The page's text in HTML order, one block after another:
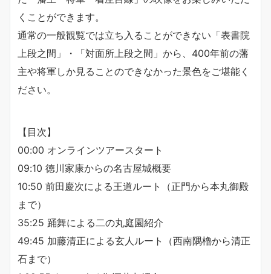
くことができます。
通常の一般観覧では立ち入ることができない「表書院
上段之間」・「対面所上段之間」から、400年前の藩
主や将軍しか見ることのできなかった景色をご堪能く
ださい。
【目次】
00:00 オンラインツアースタート
09:10 徳川家康からの名古屋城概要
10:50 前田慶次による王道ルート（正門から本丸御殿
まで）
35:25 踊舞による二の丸庭園紹介
49:45 加藤清正による玄人ルート（西南隅櫓から清正
石まで）